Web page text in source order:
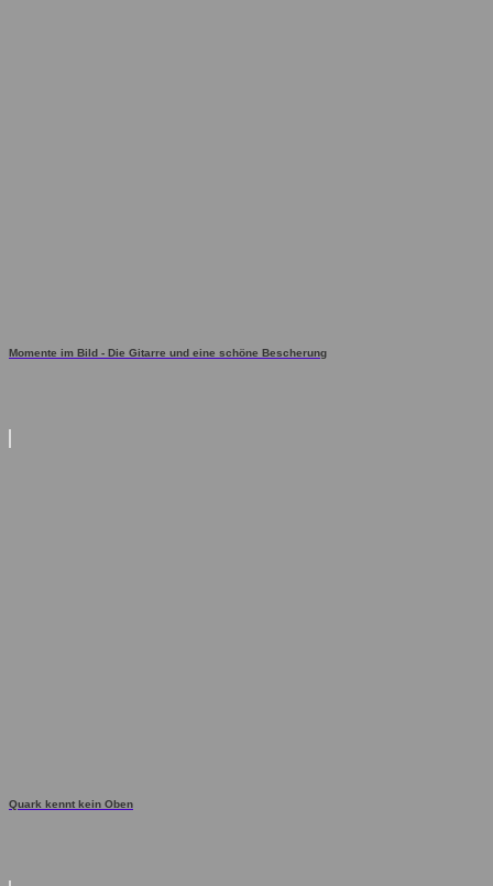
Momente im Bild - Die Gitarre und eine schöne Bescherung
Quark kennt kein Oben